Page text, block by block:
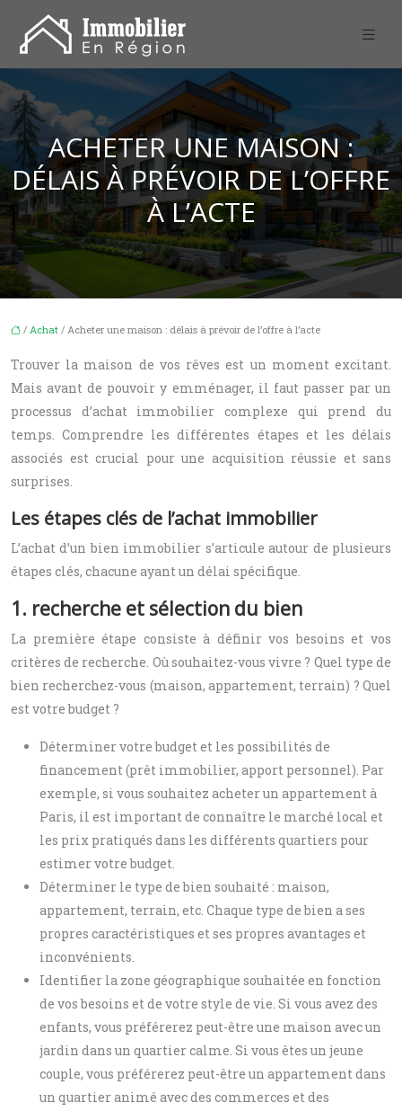
ACHETER UNE MAISON :
DÉLAIS À PRÉVOIR DE L’OFFRE
À L’ACTE
/ Achat / Acheter une maison : délais à prévoir de l’offre à l’acte
Trouver la maison de vos rêves est un moment excitant.
Mais avant de pouvoir y emménager, il faut passer par un
processus d’achat immobilier complexe qui prend du
temps. Comprendre les différentes étapes et les délais
associés est crucial pour une acquisition réussie et sans
surprises.
Les étapes clés de l’achat immobilier
L’achat d’un bien immobilier s’articule autour de plusieurs
étapes clés, chacune ayant un délai spécifique.
1. recherche et sélection du bien
La première étape consiste à définir vos besoins et vos
critères de recherche. Où souhaitez-vous vivre ? Quel type de
bien recherchez-vous (maison, appartement, terrain) ? Quel
est votre budget ?
Déterminer votre budget et les possibilités de
financement (prêt immobilier, apport personnel). Par
exemple, si vous souhaitez acheter un appartement à
Paris, il est important de connaître le marché local et
les prix pratiqués dans les différents quartiers pour
estimer votre budget.
Déterminer le type de bien souhaité : maison,
appartement, terrain, etc. Chaque type de bien a ses
propres caractéristiques et ses propres avantages et
inconvénients.
Identifier la zone géographique souhaitée en fonction
de vos besoins et de votre style de vie. Si vous avez des
enfants, vous préférerez peut-être une maison avec un
jardin dans un quartier calme. Si vous êtes un jeune
couple, vous préférerez peut-être un appartement dans
un quartier animé avec des commerces et des